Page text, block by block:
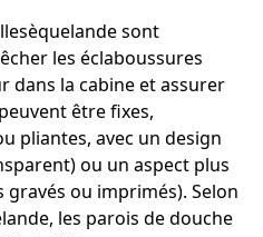
sont
les éclaboussures
dans la cabine et assurer
être fixes,
pliantes, avec un design
ou un aspect plus
ou imprimés). Selon
les parois de douche